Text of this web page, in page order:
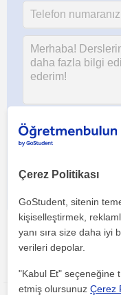
Her iki düğmeye
politikamızıkabul etmiş
Çerez Politikası
GoStudent, sitenin
kişiselleştirmek,
yanı sıra size daha iyi
verileri depolar.
"Kabul Et" seçeneğine
etmiş olursunuzÇerez